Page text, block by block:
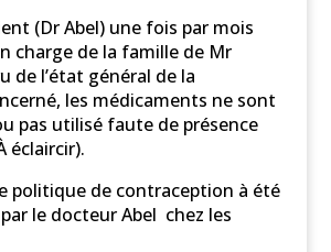
(Dr Abel) une fois par mois
charge de la famille de Mr
de l’état général de la
les médicaments ne sont
pas utilisé faute de présence
éclaircir).
politique de contraception à été
le docteur Abel chez les